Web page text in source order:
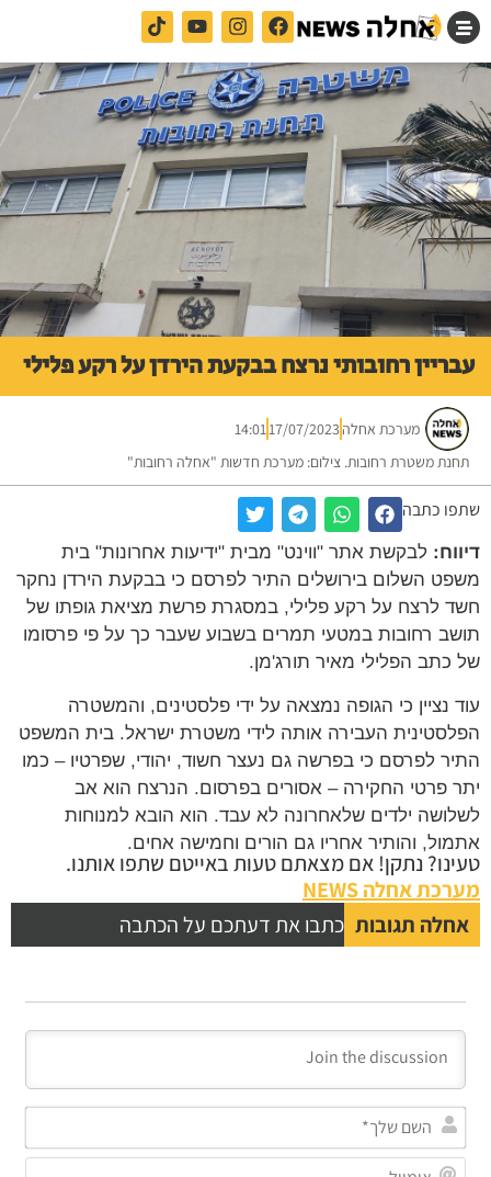
עבריין רחובותי נרצח בבקעת הירדן על רקע פלילי
מערכת אחלה17/07/2023
14:01
תחנת משטרת רחובות. צילום: מערכת חדשות "אחלה רחובות"
שתפו כתבה
דיווח: לבקשת אתר "ווינט" מבית "ידיעות אחרונות" בית
משפט השלום בירושלים התיר לפרסם כי בבקעת הירדן נחקר
חשד לרצח על רקע פלילי, במסגרת פרשת מציאת גופתו של
תושב רחובות במטעי תמרים בשבוע שעבר כך על פי פרסומו
של כתב הפלילי מאיר תורג'מן.
עוד נציין כי הגופה נמצאה על ידי פלסטינים, והמשטרה
הפלסטינית העבירה אותה לידי משטרת ישראל. בית המשפט
התיר לפרסם כי בפרשה גם נעצר חשוד, יהודי, שפרטיו – כמו
יתר פרטי החקירה – אסורים בפרסום. הנרצח הוא אב
לשלושה ילדים שלאחרונה לא עבד. הוא הובא למנוחות
אתמול, והותיר אחריו גם הורים וחמישה אחים.
טעינו? נתקן! אם מצאתם טעות באייטם שתפו אותנו.
מערכת אחלה NEWS
אחלה תגובות כתבו את דעתכם על הכתבה